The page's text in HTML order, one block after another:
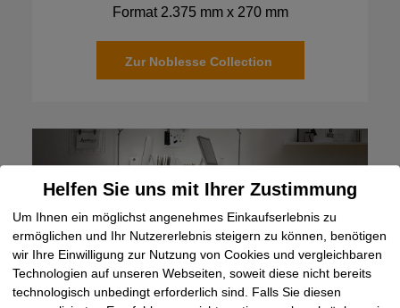
Format 2.375 mm x 270 mm
Zur Noblesse Collection
Helfen Sie uns mit Ihrer Zustimmung
Um Ihnen ein möglichst angenehmes Einkaufserlebnis zu
ermöglichen und Ihr Nutzererlebnis steigern zu können, benötigen
wir Ihre Einwilligung zur Nutzung von Cookies und vergleichbaren
Technologien auf unseren Webseiten, soweit diese nicht bereits
technologisch unbedingt erforderlich sind. Falls Sie diesen